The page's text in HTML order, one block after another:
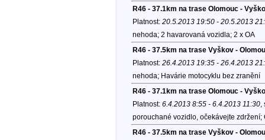
R46 - 37.1km na trase Olomouc -
Platnost: 20.5.2013 19:50 - 20.5.2013
nehoda; 2 havarovaná vozidla; 2 x OA
R46 - 37.5km na trase Vyškov -
Platnost: 26.4.2013 19:35 - 26.4.2013
nehoda; Havárie motocyklu bez zranění
R46 - 37.1km na trase Olomouc -
Platnost: 6.4.2013 8:55 - 6.4.2013 11:30,
porouchané vozidlo, očekávejte
R46 - 37.5km na trase Vyškov -